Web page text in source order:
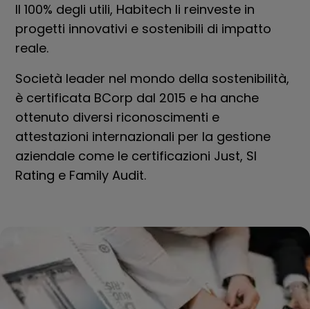
Il 100% degli utili, Habitech li reinveste in
progetti innovativi e sostenibili di impatto
reale.
Società leader nel mondo della sostenibilità,
è certificata BCorp dal 2015 e ha anche
ottenuto diversi riconoscimenti e
attestazioni internazionali per la gestione
aziendale come le certificazioni Just, SI
Rating e Family Audit.